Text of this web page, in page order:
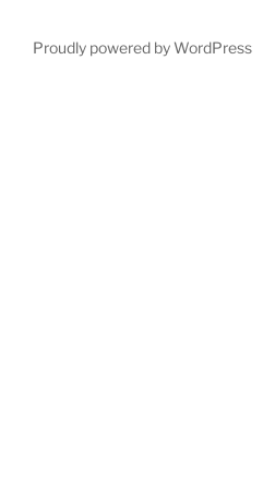
Proudly powered by WordPress